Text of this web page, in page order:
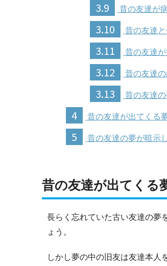
3.9 昔の友達が
3.10 昔の友達
3.11 昔の友達
3.12 昔の友達
3.13 昔の友達
4 昔の友達が出てくる
5 昔の友達の夢が暗示
昔の友達が出てくる
長らく忘れていた古い友達の夢
ょう。
しかし夢の中の旧友は友達本人